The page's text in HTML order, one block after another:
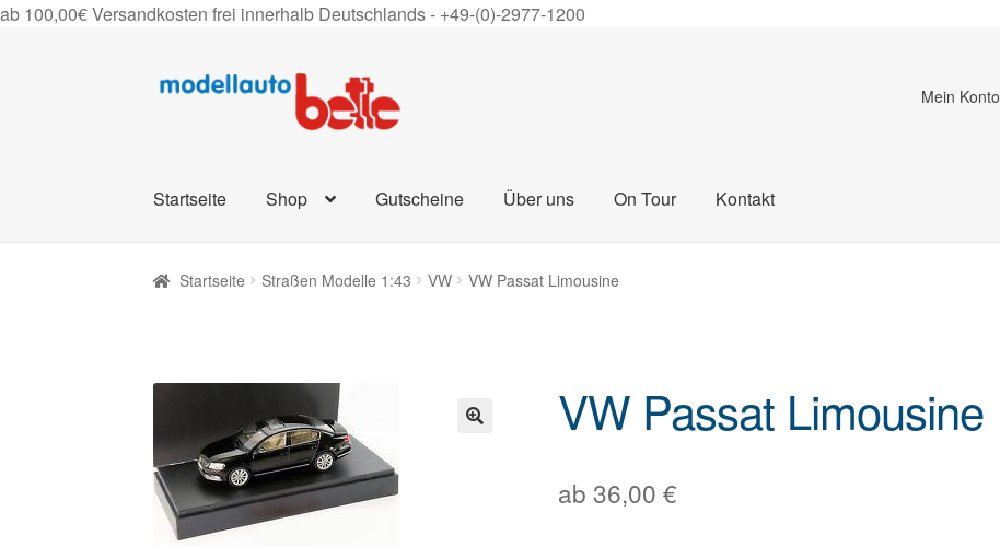
ab 100,00€ Versandkosten frei innerhalb Deutschlands - +49-(0)-2977-1200
Zur
Zum
Mein Konto
Startseite Shop Gutscheine Über uns On Tour Kontakt
Startseite Straßen Modelle 1:43 VW VW Passat Limousine
VW Passat Limousine
ab 36,00€